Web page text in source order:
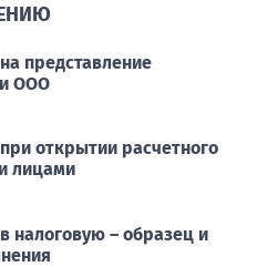
представление
ООО
открытии расчетного
лицами
налоговую – образец и